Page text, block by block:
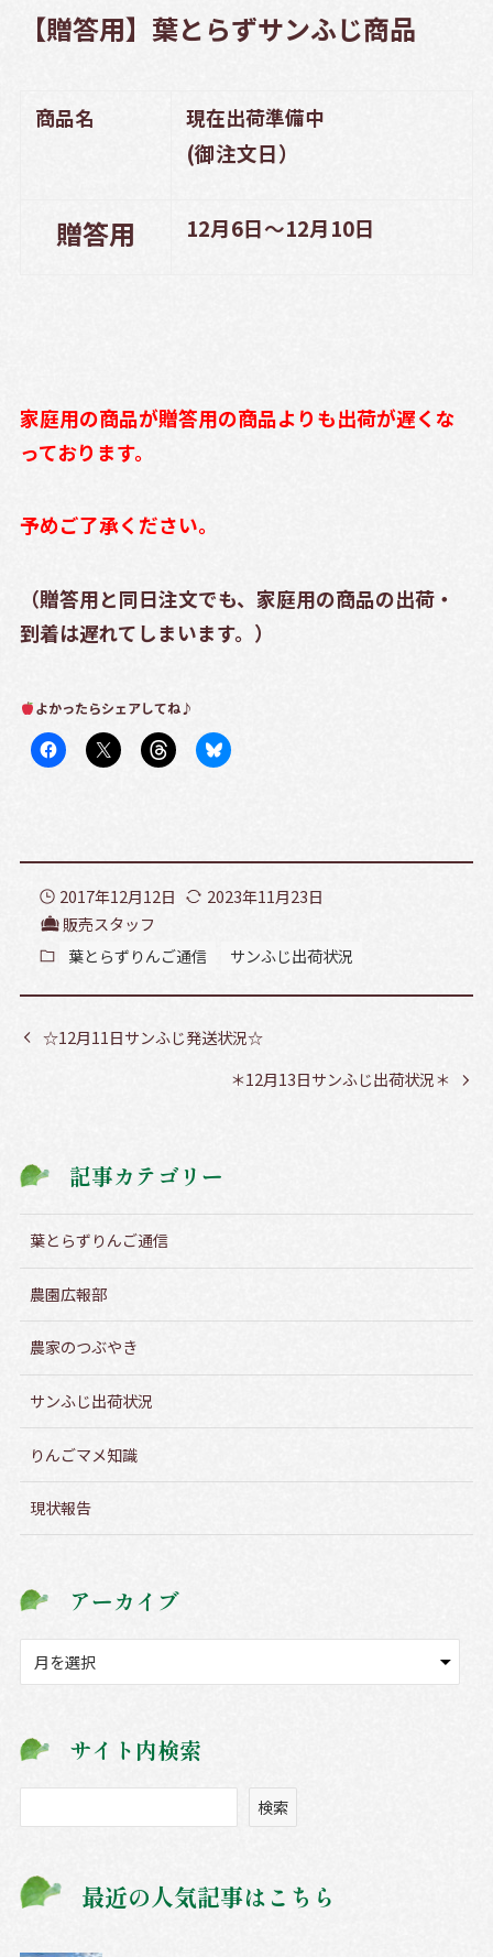
【贈答用】葉とらずサンふじ商品
商品名 現在出荷準備中
(御注文日）
贈答用 12月6日～12月10日
家庭用の商品が贈答用の商品よりも出荷が遅くな
っております。
予めご了承ください。
（贈答用と同日注文でも、家庭用の商品の出荷・
到着は遅れてしまいます。）
よかったらシェアしてね♪
2017年12月12日
2023年11月23日
販売スタッフ
葉とらずりんご通信
サンふじ出荷状況
☆12月11日サンふじ発送状況☆
＊12月13日サンふじ出荷状況＊
記事カテゴリー
葉とらずりんご通信
農園広報部
農家のつぶやき
サンふじ出荷状況
りんごマメ知識
現状報告
アーカイブ
イ
ブ
サイト内検索
索
検索
最近の人気記事はこちら